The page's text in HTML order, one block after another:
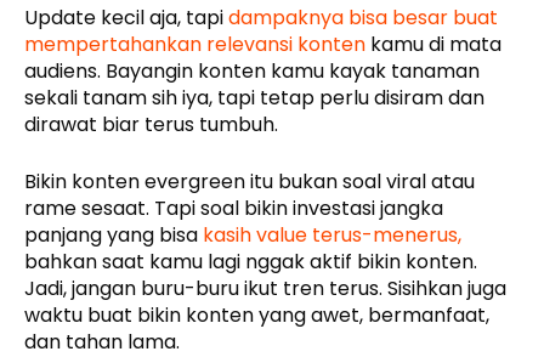
Update kecil aja, tapidampaknya bisa besar buat
mempertahankan relevansi konten kamu di mata
audiens. Bayangin konten kamu kayak tanaman
sekali tanam sih iya, tapi tetap perlu disiram dan
dirawat biar terus tumbuh.
Bikin konten evergreen itu bukan soal viral atau
rame sesaat. Tapi soal bikin investasi jangka
panjang yang bisa kasih value terus-menerus,
bahkan saat kamu lagi nggak aktif bikin konten.
Jadi, jangan buru-buru ikut tren terus. Sisihkan juga
waktu buat bikin konten yang awet, bermanfaat,
dan tahan lama.